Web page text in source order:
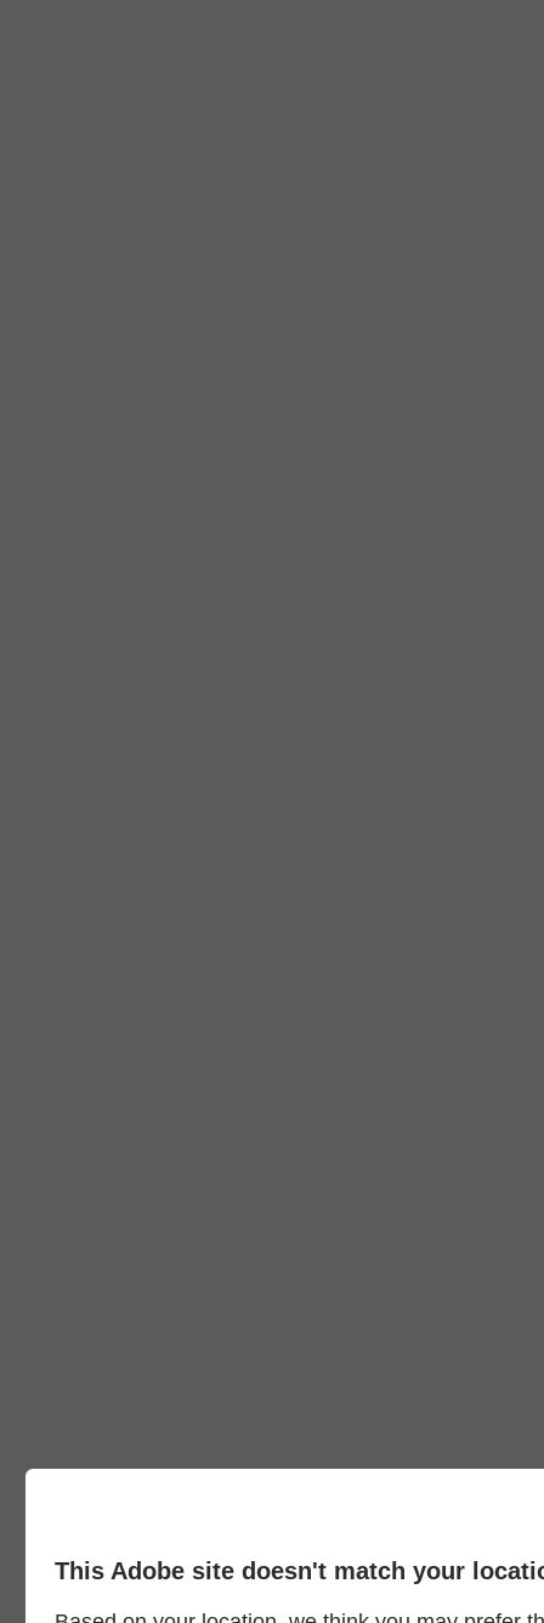
This Adobe site doesn't match your